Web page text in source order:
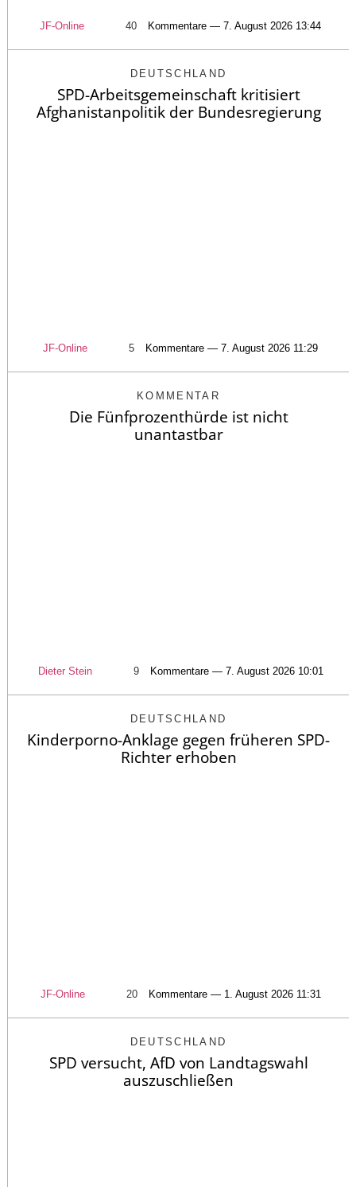
JF-Online 40 Kommentare — 7. August 2026 13:44
DEUTSCHLAND
SPD-Arbeitsgemeinschaft kritisiert
Afghanistanpolitik der Bundesregierung
JF-Online 5 Kommentare — 7. August 2026 11:29
KOMMENTAR
Die Fünfprozenthürde ist nicht
unantastbar
Dieter Stein 9 Kommentare — 7. August 2026 10:01
DEUTSCHLAND
Kinderporno-Anklage gegen früheren SPD-
Richter erhoben
JF-Online 20 Kommentare — 1. August 2026 11:31
DEUTSCHLAND
SPD versucht, AfD von Landtagswahl
auszuschließen